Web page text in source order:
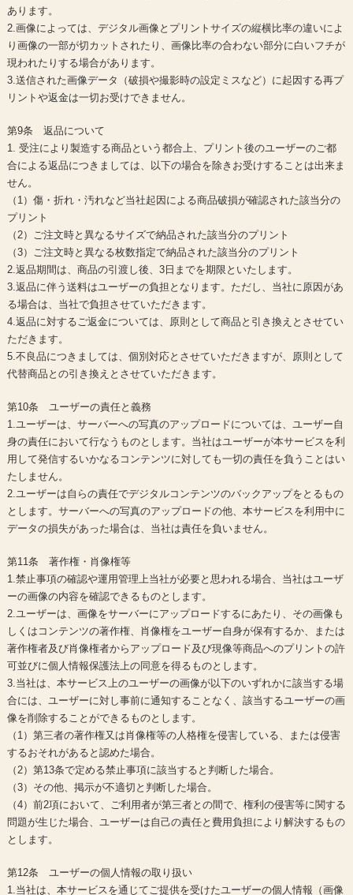
あります。
2.画像によっては、デジタル画像とプリントサイズの縦横比率の違いによ
り画像の一部が切カットされたり、画像比率の合わない部分に白いフチが
現われたりする場合があります。
3.送信された画像データ（破損や撮影時の設定ミスなど）に起因する再プ
リントや返金は一切お受けできません。
第9条 返品について
1. 受注により製造する商品という都合上、プリント後のユーザーのご都
合による返品につきましては、以下の場合を除きお受けすることは出来ま
せん。
（1）傷・折れ・汚れなど当社起因による商品破損が確認された該当分の
プリント
（2）ご注文時と異なるサイズで納品された該当分のプリント
（3）ご注文時と異なる枚数指定で納品された該当分のプリント
2.返品期間は、商品の引渡し後、3日までを期限といたします。
3.返品に伴う送料はユーザーの負担となります。ただし、当社に原因があ
る場合は、当社で負担させていただきます。
4.返品に対するご返金については、原則として商品と引き換えとさせてい
ただきます。
5.不良品につきましては、個別対応とさせていただきますが、原則として
代替商品との引き換えとさせていただきます。
第10条 ユーザーの責任と義務
1.ユーザーは、サーバーへの写真のアップロードについては、ユーザー自
身の責任において行なうものとします。当社はユーザーが本サービスを利
用して発信するいかなるコンテンツに対しても一切の責任を負うことはい
たしません。
2.ユーザーは自らの責任でデジタルコンテンツのバックアップをとるもの
とします。サーバーへの写真のアップロードの他、本サービスを利用中に
データの損失があった場合は、当社は責任を負いません。
第11条 著作権・肖像権等
1.禁止事項の確認や運用管理上当社が必要と思われる場合、当社はユーザ
ーの画像の内容を確認できるものとします。
2.ユーザーは、画像をサーバーにアップロードするにあたり、その画像も
しくはコンテンツの著作権、肖像権をユーザー自身が保有するか、または
著作権者及び肖像権者からアップロード及び現像等商品へのプリントの許
可並びに個人情報保護法上の同意を得るものとします。
3.当社は、本サービス上のユーザーの画像が以下のいずれかに該当する場
合には、ユーザーに対し事前に通知することなく、該当するユーザーの画
像を削除することができるものとします。
（1）第三者の著作権又は肖像権等の人格権を侵害している、または侵害
するおそれがあると認めた場合。
（2）第13条で定める禁止事項に該当すると判断した場合。
（3）その他、掲示が不適切と判断した場合。
（4）前2項において、ご利用者が第三者との間で、権利の侵害等に関する
問題が生じた場合、ユーザーは自己の責任と費用負担により解決するもの
とします。
第12条 ユーザーの個人情報の取り扱い
1.当社は、本サービスを通じてご提供を受けたユーザーの個人情報（画像